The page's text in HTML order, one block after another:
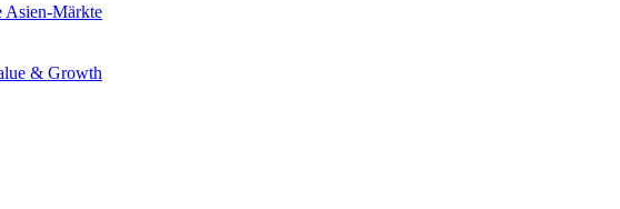
Asien-Märkte
& Growth